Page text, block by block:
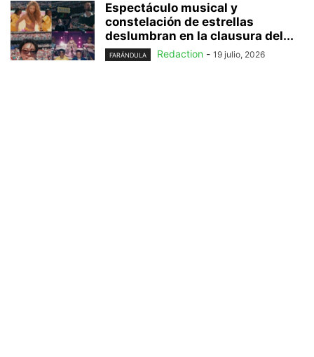
Espectáculo musical y
constelación de estrellas
deslumbran en la clausura del...
FARÁNDULA Redaction - 19 julio, 2026